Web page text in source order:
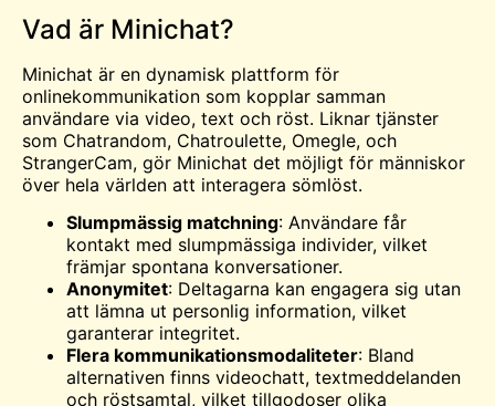
Vad är Minichat?
Minichat är en dynamisk plattform för
onlinekommunikation som kopplar samman
användare via video, text och röst. Liknar tjänster
som Chatrandom, Chatroulette, Omegle, och
StrangerCam, gör Minichat det möjligt för människor
över hela världen att interagera sömlöst.
Slumpmässig matchning: Användare får
kontakt med slumpmässiga individer, vilket
främjar spontana konversationer.
Anonymitet: Deltagarna kan engagera sig utan
att lämna ut personlig information, vilket
garanterar integritet.
Flera kommunikationsmodaliteter: Bland
alternativen finns videochatt, textmeddelanden
och röstsamtal, vilket tillgodoser olika